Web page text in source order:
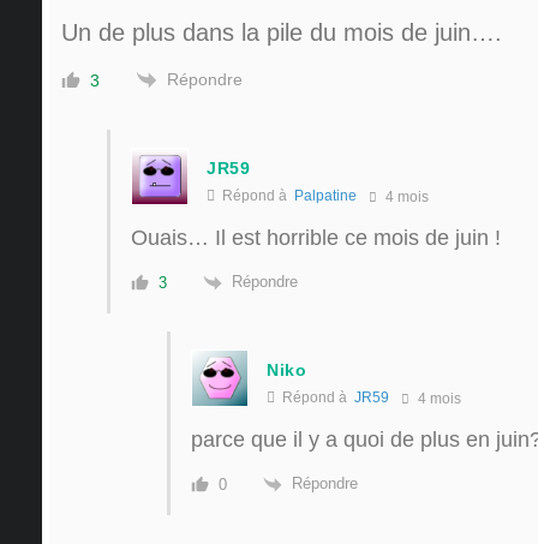
Un de plus dans la pile du mois de juin….
3 Répondre
JR59
Répond à Palpatine 4 mois
Ouais… Il est horrible ce mois de juin !
3 Répondre
Niko
Répond à JR59 4 mois
parce que il y a quoi de plus en
0 Répondre